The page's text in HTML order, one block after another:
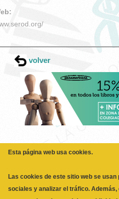
volver
sociales y analizar el tráfico.
partners de redes sociales,